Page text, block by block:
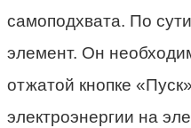
самоподхвата. По
элемент. Он
отжатой кнопке
электроэнергии на